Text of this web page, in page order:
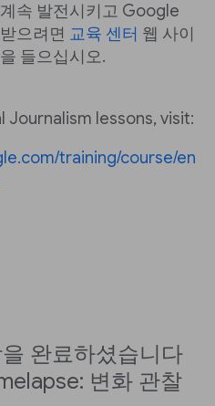
속 발전시키고 Google
으려면 교육 센터 웹 사이
들으십시오.
Journalism lessons, visit:
training/course/en
완료하셨습니다
변화 관찰